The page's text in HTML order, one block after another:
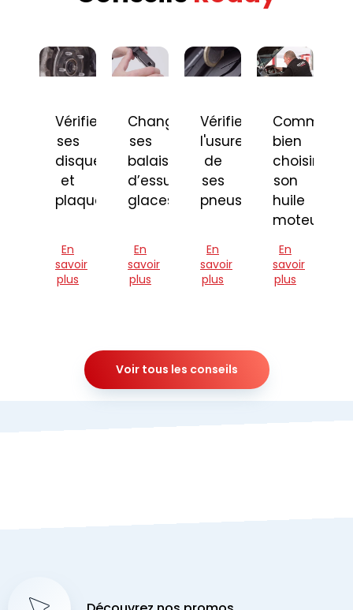
Vérifier
ses
disques
et
plaquettes
En
savoir
plus
Changer
ses
balais
d’essuie-
glaces
En
savoir
plus
Vérifier
l'usure
de
ses
pneus
En
savoir
plus
Comment
bien
choisir
son
huile
moteur
En
savoir
plus
Voir tous les conseils